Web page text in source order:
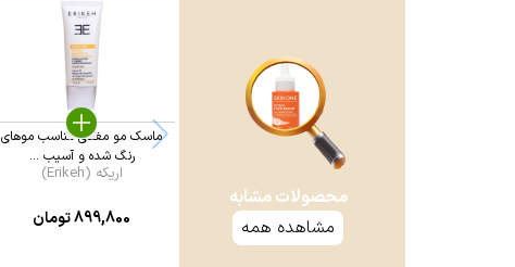
محصولات مشابه
مشاهده همه
ماسک مو مغذی مناسب موهای
رنگ شده و آسیب ...
اریکه (Erikeh)
899,800تومان